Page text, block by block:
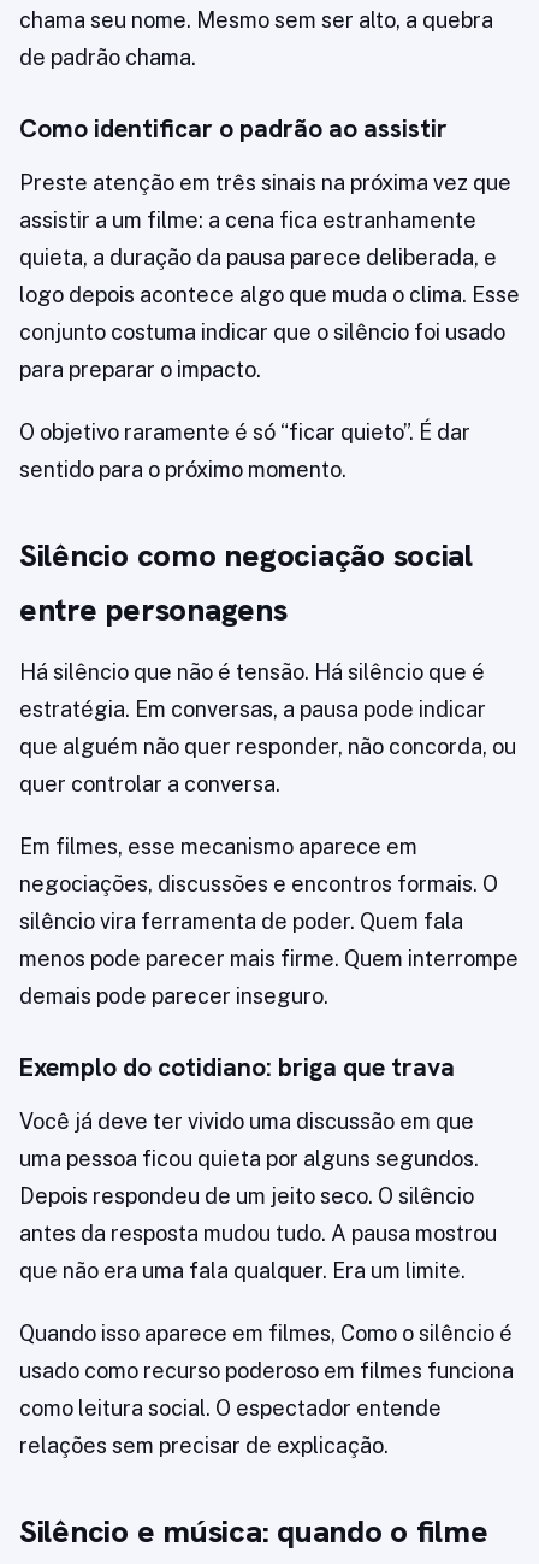
chama seu nome. Mesmo sem ser alto, a quebra
de padrão chama.
Como identificar o padrão ao assistir
Preste atenção em três sinais na próxima vez que
assistir a um filme: a cena fica estranhamente
quieta, a duração da pausa parece deliberada, e
logo depois acontece algo que muda o clima. Esse
conjunto costuma indicar que o silêncio foi usado
para preparar o impacto.
O objetivo raramente é só “ficar quieto”. É dar
sentido para o próximo momento.
Silêncio como negociação social
entre personagens
Há silêncio que não é tensão. Há silêncio que é
estratégia. Em conversas, a pausa pode indicar
que alguém não quer responder, não concorda, ou
quer controlar a conversa.
Em filmes, esse mecanismo aparece em
negociações, discussões e encontros formais. O
silêncio vira ferramenta de poder. Quem fala
menos pode parecer mais firme. Quem interrompe
demais pode parecer inseguro.
Exemplo do cotidiano: briga que trava
Você já deve ter vivido uma discussão em que
uma pessoa ficou quieta por alguns segundos.
Depois respondeu de um jeito seco. O silêncio
antes da resposta mudou tudo. A pausa mostrou
que não era uma fala qualquer. Era um limite.
Quando isso aparece em filmes, Como o silêncio é
usado como recurso poderoso em filmes funciona
como leitura social. O espectador entende
relações sem precisar de explicação.
Silêncio e música: quando o filme